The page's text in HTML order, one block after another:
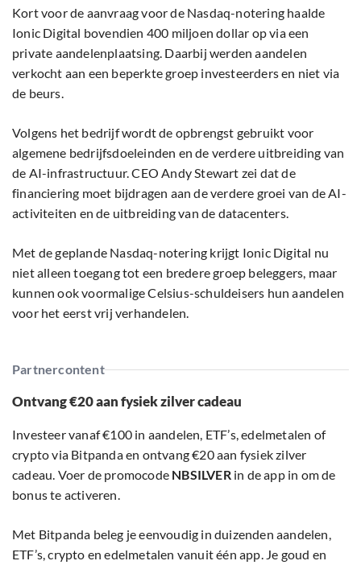
Kort voor de aanvraag voor de Nasdaq-notering haalde
Ionic Digital bovendien 400 miljoen dollar op via een
private aandelenplaatsing. Daarbij werden aandelen
verkocht aan een beperkte groep investeerders en niet via
de beurs.
Volgens het bedrijf wordt de opbrengst gebruikt voor
algemene bedrijfsdoeleinden en de verdere uitbreiding van
de AI-infrastructuur. CEO Andy Stewart zei dat de
financiering moet bijdragen aan de verdere groei van de AI-
activiteiten en de uitbreiding van de datacenters.
Met de geplande Nasdaq-notering krijgt Ionic Digital nu
niet alleen toegang tot een bredere groep beleggers, maar
kunnen ook voormalige Celsius-schuldeisers hun aandelen
voor het eerst vrij verhandelen.
Partnercontent
Ontvang €20 aan fysiek zilver cadeau
Investeer vanaf €100 in aandelen, ETF’s, edelmetalen of
crypto via Bitpanda en ontvang €20 aan fysiek zilver
cadeau. Voer de promocode NBSILVERin de app in om de
bonus te activeren.
Met Bitpanda beleg je eenvoudig in duizenden aandelen,
ETF’s, crypto en edelmetalen vanuit één app. Je goud en